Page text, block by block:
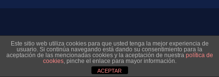
© 2026 Museo Virtual Levante UD. All rights reserved
Este sitio web utiliza cookies para que usted tenga la mejor experiencia de
usuario. Si continúa navegando está dando su consentimiento para la
aceptación de las mencionadas cookies y la aceptación de nuestra política de
cookies, pinche el enlace para mayor información.
ACEPTAR